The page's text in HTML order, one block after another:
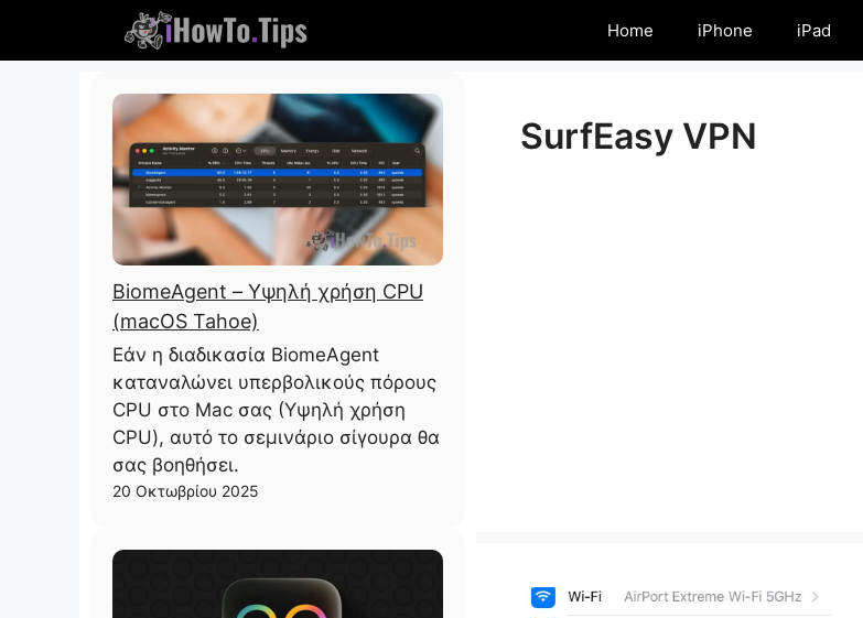
περιεχόμενο
Home iPhone iPad
SurfEasy VPN
BiomeAgent – ​​Υψηλή χρήση CPU
(macOS Tahoe)
Εάν η διαδικασία BiomeAgent
καταναλώνει υπερβολικούς πόρους
CPU στο Mac σας (Υψηλή χρήση
CPU), αυτό το σεμινάριο σίγουρα θα
σας βοηθήσει.
20 Οκτωβρίου 2025